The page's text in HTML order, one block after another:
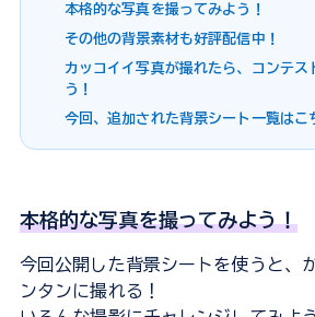
本格的な写真を撮ってみよう！
その他の背景素材も好評配信中！
カッコイイ写真が撮れたら、コンテス
う！
今回、追加された背景シート一覧はこ
本格的な写真を撮ってみよう！
今回公開した背景シートを使うと、
ンタンに撮れる！